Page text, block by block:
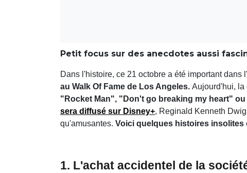
Petit focus sur des anecdotes aussi
Dans l'histoire, ce 21 octobre a été important dans
au Walk Of Fame de Los Angeles. Aujourd'hui, la
"Rocket Man", "Don't go breaking my heart"
sera diffusé sur Disney+, Reginald Kenneth
qu'amusantes. Voici quelques histoires insolites
1. L'achat accidentel de la